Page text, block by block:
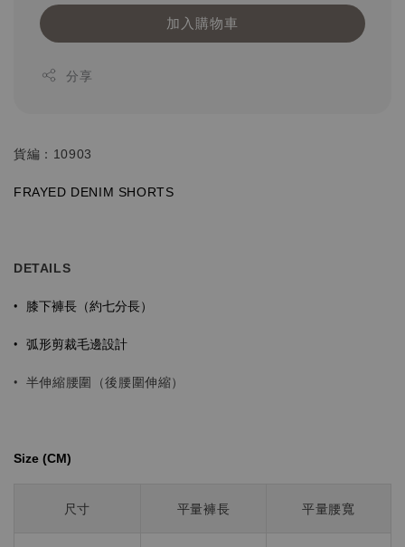
加入購物車
分享
貨編：10903
FRAYED DENIM SHORTS
DETAILS
• 膝下褲長（約七分長）
• 弧形剪裁毛邊設計
• 半伸縮腰圍（後腰圍伸縮）
Size (CM)⁡⁡
尺寸 平量褲長 平量腰寬